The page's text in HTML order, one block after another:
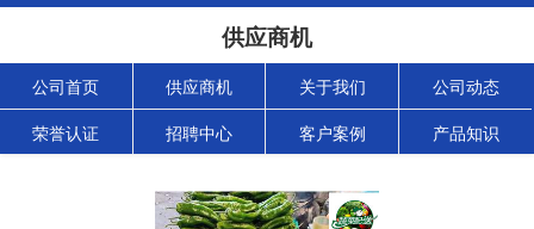
供应商机
公司首页 供应商机 关于我们 公司动态
荣誉认证 招聘中心 客户案例 产品知识